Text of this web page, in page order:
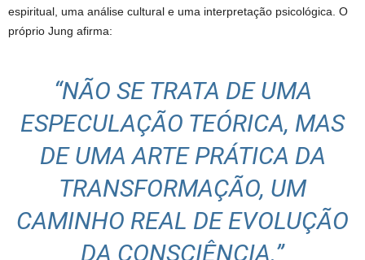
espiritual, uma análise cultural e uma interpretação psicológica. O
próprio Jung afirma:
“NÃO SE TRATA DE UMA
ESPECULAÇÃO TEÓRICA, MAS
DE UMA ARTE PRÁTICA DA
TRANSFORMAÇÃO, UM
CAMINHO REAL DE EVOLUÇÃO
DA CONSCIÊNCIA.”